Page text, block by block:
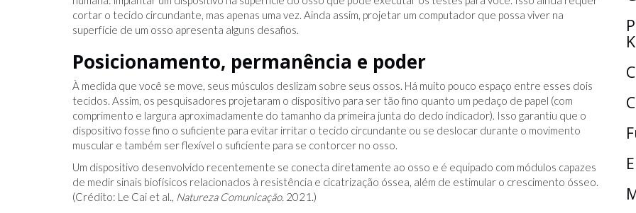
cortar o tecido circundante, mas apenas uma vez. Ainda assim, projetar um computador que possa viver na
superfície de um osso apresenta alguns desafios.
Posicionamento, permanência e poder
À medida que você se move, seus músculos deslizam sobre seus ossos. Há muito pouco espaço entre esses dois
tecidos. Assim, os pesquisadores projetaram o dispositivo para ser tão fino quanto um pedaço de papel (com
comprimento e largura aproximadamente do tamanho da primeira junta do dedo indicador). Isso garantiu que o
dispositivo fosse fino o suficiente para evitar irritar o tecido circundante ou se deslocar durante o movimento
muscular e também ser flexível o suficiente para se contorcer no osso.
Um dispositivo desenvolvido recentemente se conecta diretamente ao osso e é equipado com módulos capazes
de medir sinais biofísicos relacionados à resistência e cicatrização óssea, além de estimular o crescimento ósseo.
(Crédito: Le Cai et al., Natureza Comunicação. 2021.)